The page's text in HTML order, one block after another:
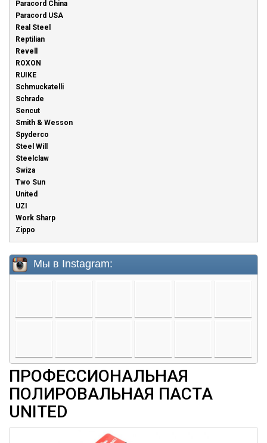
Paracord China
Paracord USA
Real Steel
Reptilian
Revell
ROXON
RUIKE
Schmuckatelli
Schrade
Sencut
Smith & Wesson
Spyderco
Steel Will
Steelclaw
Swiza
Two Sun
United
UZI
Work Sharp
Zippo
ПРОФЕССИОНАЛЬНАЯ
ПОЛИРОВАЛЬНАЯ ПАСТА
UNITED